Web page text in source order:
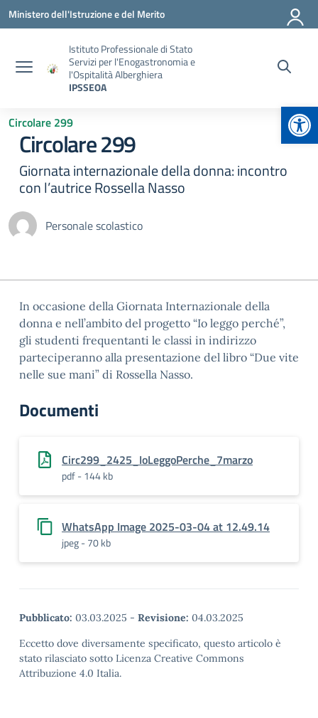
Vai ai contenuti
Vai al menu di navigazione
Vai al footer
Ministero dell'Istruzione e del Merito
Istituto Professionale di Stato
Servizi per l'Enogastronomia e
l'Ospitalità Alberghiera
IPSSEOA
Circolare 299
Circolare 299
Giornata internazionale della donna: incontro
con l’autrice Rossella Nasso
Personale scolastico
In occasione della Giornata Internazionale della
donna e nell’ambito del progetto “Io leggo perché”,
gli studenti frequentanti le classi in indirizzo
parteciperanno alla presentazione del libro “Due vite
nelle sue mani” di Rossella Nasso.
Documenti
Circ299_2425_IoLeggoPerche_7marzo
pdf - 144 kb
WhatsApp Image 2025-03-04 at 12.49.14
jpeg - 70 kb
Pubblicato: 03.03.2025 - Revisione: 04.03.2025
Eccetto dove diversamente specificato, questo articolo è
stato rilasciato sotto Licenza Creative Commons
Attribuzione 4.0 Italia.